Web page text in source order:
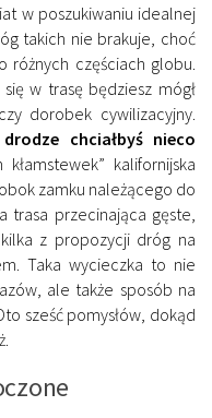
w poszukiwaniu idealnej
takich nie brakuje, choć
różnych częściach globu.
w trasę będziesz mógł
dorobek cywilizacyjny.
chciałbyś nieco
kalifornijska
zamku należącego do
trasa przecinająca gęste,
z propozycji dróg na
Taka wycieczka to nie
ale także sposób na
sześć pomysłów, dokąd